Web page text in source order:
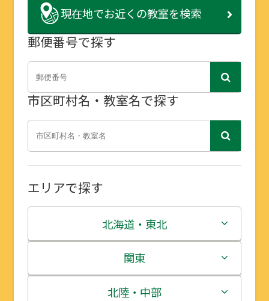
現在地でお近くの教室を検索
郵便番号で探す
市区町村名・教室名で探す
エリアで探す
北海道・東北
北海道
青森県
関東
茨城県
北陸・中部